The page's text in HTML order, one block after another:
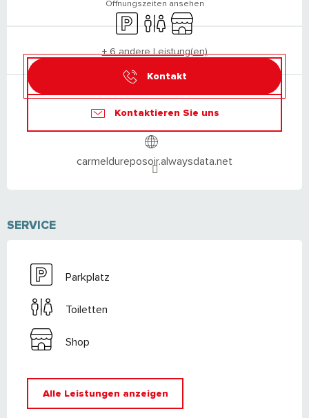
Öffnungszeiten ansehen
ParkplatzToilettenShop
+ 6 andere Leistung(en)
Kontakt
Kontaktieren Sie uns
carmeldureposoir.alwaysdata.net
SERVICE
Parkplatz
Toiletten
Shop
Alle Leistungen anzeigen